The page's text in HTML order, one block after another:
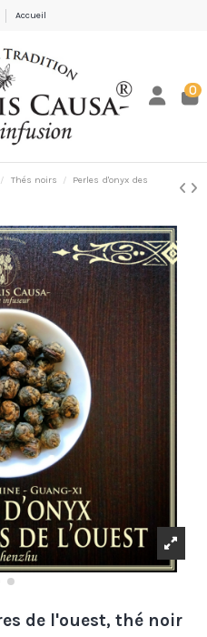
Accueil
0
Thés noirs
Perles d'onyx des
de l'ouest, thé noir